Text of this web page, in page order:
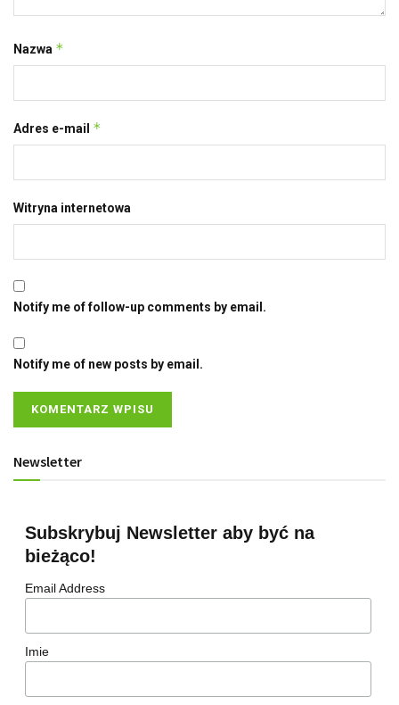
Nazwa *
Adres e-mail *
Witryna internetowa
Notify me of follow-up comments by email.
Notify me of new posts by email.
Newsletter
Subskrybuj Newsletter aby być na
bieżąco!
Email Address
Imie